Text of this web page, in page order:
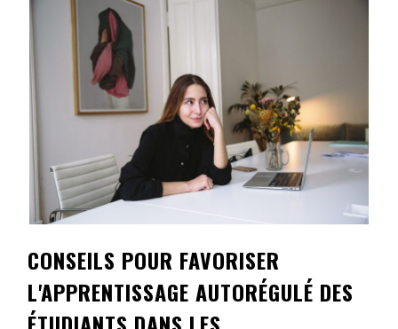
CONSEILS POUR FAVORISER
L'APPRENTISSAGE AUTORÉGULÉ DES
Liens rapides
Informations
Outils
Liens
Menu principal